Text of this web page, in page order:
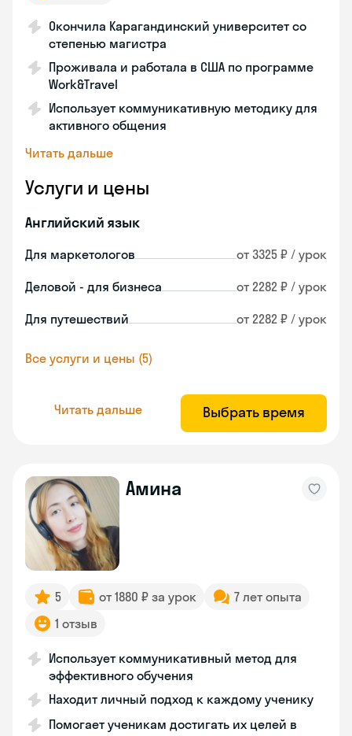
Окончила Карагандинский университет со
степенью магистра
Проживала и работала в США по программе
Work&Travel
Использует коммуникативную методику для
активного общения
Читать дальше
Услуги и цены
Английский язык
Для маркетологов от 3325 ₽ / урок
Деловой - для бизнеса от 2282 ₽ / урок
Для путешествий от 2282 ₽ / урок
Все услуги и цены (5)
Читать дальше Выбрать время
Амина
5 от 1880 ₽ за урок
7 лет опыта
1 отзыв
Использует коммуникативный метод для
эффективного обучения
Находит личный подход к каждому ученику
Помогает ученикам достигать их целей в